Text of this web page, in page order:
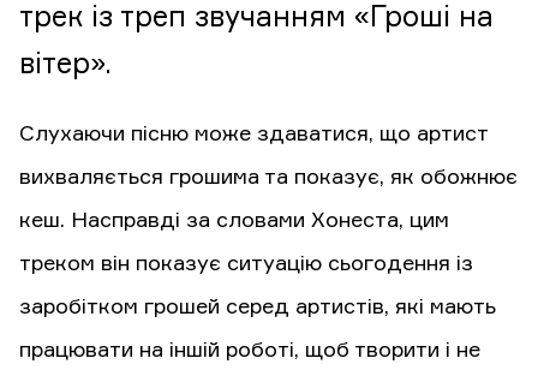
трек із треп звучанням «Гроші на
вітер».
Слухаючи пісню може здаватися, що артист
вихваляється грошима та показує, як обожнює
кеш. Насправді за словами Хонеста, цим
треком він показує ситуацію сьогодення із
заробітком грошей серед артистів, які мають
працювати на іншій роботі, щоб творити і не